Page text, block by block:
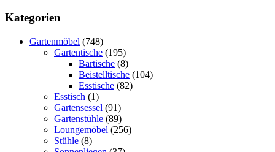
Kategorien
Gartenmöbel (748)
Gartentische (195)
Bartische (8)
Beistelltische (104)
Esstische (82)
Esstisch (1)
Gartensessel (91)
Gartenstühle (89)
Loungemöbel (256)
Stühle (8)